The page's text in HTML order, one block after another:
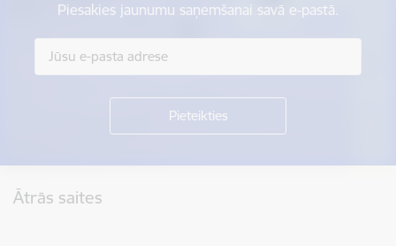
Piesakies jaunumu saņemšanai savā e-pastā.
Ātrās saites